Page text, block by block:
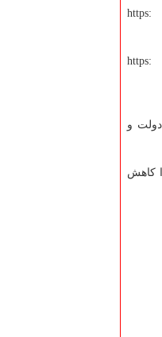
(https:
(https:
و
کاهش